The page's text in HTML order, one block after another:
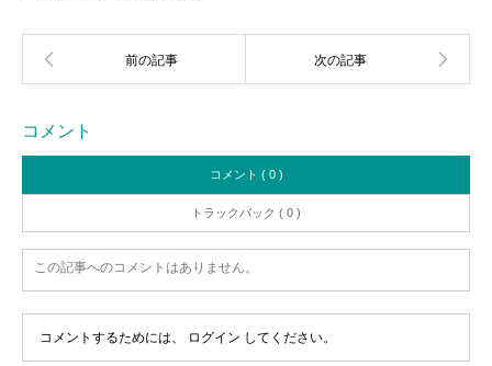
コメント
コメント ( 0 )
トラックバック ( 0 )
この記事へのコメントはありません。
コメントするためには、 ログイン してください。